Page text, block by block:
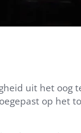
uit het oog
op het